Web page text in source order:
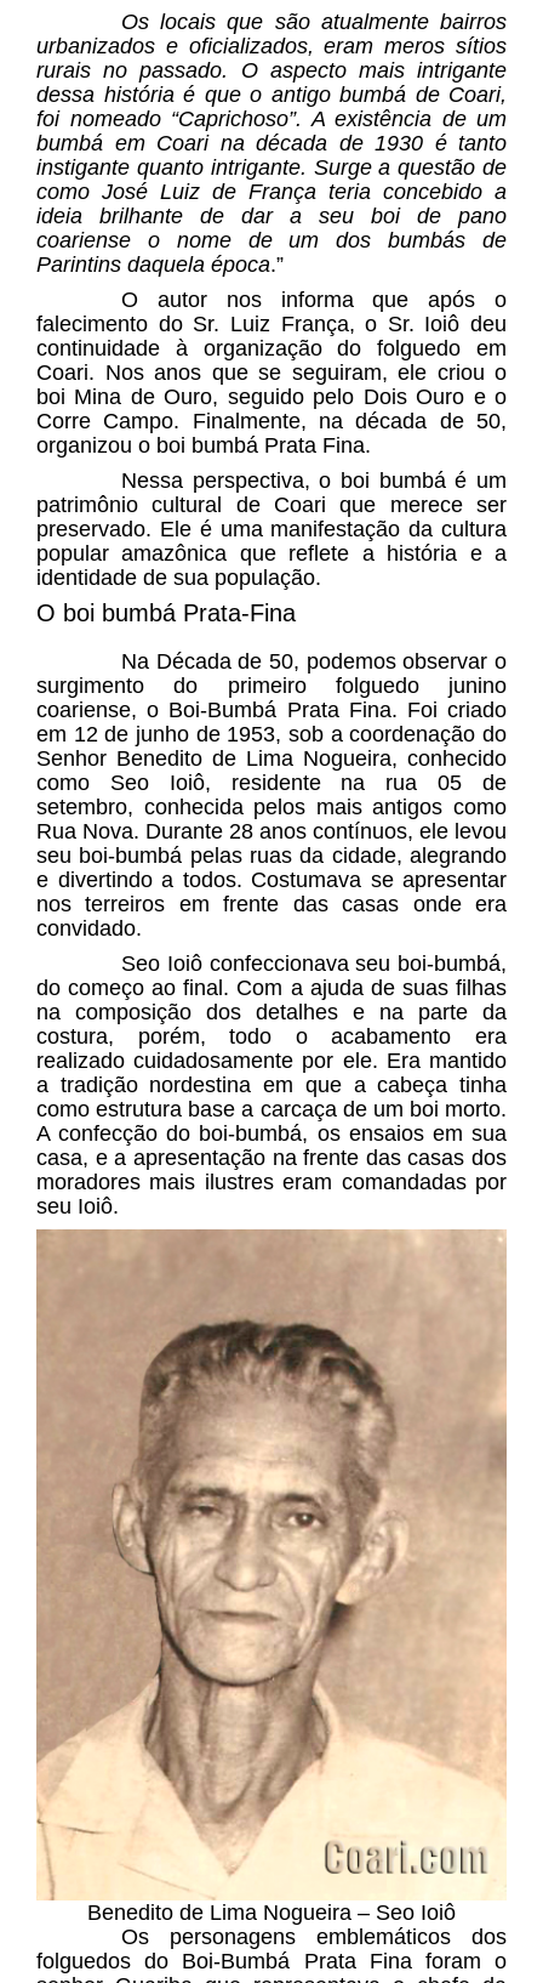
Os locais que são atualmente bairros
urbanizados e oficializados, eram meros sítios
rurais no passado. O aspecto mais intrigante
dessa história é que o antigo bumbá de Coari,
foi nomeado “Caprichoso”. A existência de um
bumbá em Coari na década de 1930 é tanto
instigante quanto intrigante. Surge a questão de
como José Luiz de França teria concebido a
ideia brilhante de dar a seu boi de pano
coariense o nome de um dos bumbás de
Parintins daquela época.”
O autor nos informa que após o
falecimento do Sr. Luiz França, o Sr. Ioiô deu
continuidade à organização do folguedo em
Coari. Nos anos que se seguiram, ele criou o
boi Mina de Ouro, seguido pelo Dois Ouro e o
Corre Campo. Finalmente, na década de 50,
organizou o boi bumbá Prata Fina.
Nessa perspectiva, o boi bumbá é um
patrimônio cultural de Coari que merece ser
preservado. Ele é uma manifestação da cultura
popular amazônica que reflete a história e a
identidade de sua população.
O boi bumbá Prata-Fina
Na Década de 50, podemos observar o
surgimento do primeiro folguedo junino
coariense, o Boi-Bumbá Prata Fina. Foi criado
em 12 de junho de 1953, sob a coordenação do
Senhor Benedito de Lima Nogueira, conhecido
como Seo Ioiô, residente na rua 05 de
setembro, conhecida pelos mais antigos como
Rua Nova. Durante 28 anos contínuos, ele levou
seu boi-bumbá pelas ruas da cidade, alegrando
e divertindo a todos. Costumava se apresentar
nos terreiros em frente das casas onde era
convidado.
Seo Ioiô confeccionava seu boi-bumbá,
do começo ao final. Com a ajuda de suas filhas
na composição dos detalhes e na parte da
costura, porém, todo o acabamento era
realizado cuidadosamente por ele. Era mantido
a tradição nordestina em que a cabeça tinha
como estrutura base a carcaça de um boi morto.
A confecção do boi-bumbá, os ensaios em sua
casa, e a apresentação na frente das casas dos
moradores mais ilustres eram comandadas por
seu Ioiô.
Benedito de Lima Nogueira – Seo Ioiô
Os personagens emblemáticos dos
folguedos do Boi-Bumbá Prata Fina foram o